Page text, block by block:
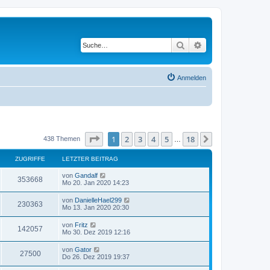
Suche
Anmelden
438 Themen Seite von18
1 2 3 4 5 18
ZUGRIFFE LETZTER BEITRAG
353668
u
i
L
e
t
e
r
B
e
i
t
r
a
g
von Gandalf
Mo 20. Jan 2020 14:23
230363
u
i
L
e
t
e
r
B
e
i
von DanielleHael299
Mo 13. Jan 2020 20:30
142057
u
L
e
t
e
r
von Fritz
Mo 30. Dez 2019 12:16
27500Z
L
e
von Gator
Do 26. Dez 2019 19:37